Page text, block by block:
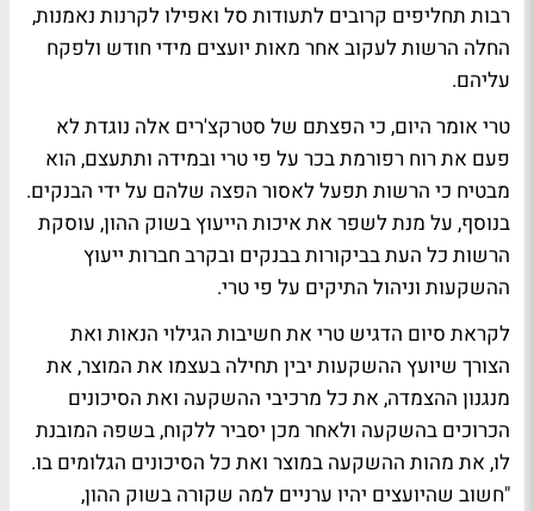
רבות תחליפים קרובים לתעודות סל ואפילו לקרנות נאמנות,
החלה הרשות לעקוב אחר מאות יועצים מידי חודש ולפקח
עליהם.
טרי אומר היום, כי הפצתם של סטרקצ'רים אלה נוגדת לא
פעם את רוח רפורמת בכר על פי טרי ובמידה ותתעצם, הוא
מבטיח כי הרשות תפעל לאסור הפצה שלהם על ידי הבנקים.
בנוסף, על מנת לשפר את איכות הייעוץ בשוק ההון, עוסקת
הרשות כל העת בביקורות בבנקים ובקרב חברות ייעוץ
ההשקעות וניהול התיקים על פי טרי.
לקראת סיום הדגיש טרי את חשיבות הגילוי הנאות ואת
הצורך שיועץ ההשקעות יבין תחילה בעצמו את המוצר, את
מנגנון ההצמדה, את כל מרכיבי ההשקעה ואת הסיכונים
הכרוכים בהשקעה ולאחר מכן יסביר ללקוח, בשפה המובנת
לו, את מהות ההשקעה במוצר ואת כל הסיכונים הגלומים בו.
"חשוב שהיועצים יהיו ערניים למה שקורה בשוק ההון,